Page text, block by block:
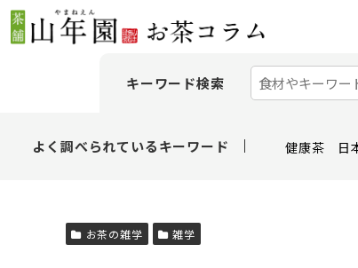
キーワード検索
よく調べられているキーワード 健康茶 日
お茶の雑学 雑学